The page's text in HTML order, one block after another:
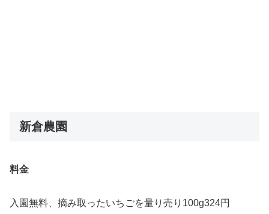
新倉農園
料金
入園無料、摘み取ったいちごを量り売り100g324円